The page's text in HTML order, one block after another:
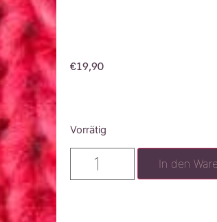
€19,90
Vorrätig
In den